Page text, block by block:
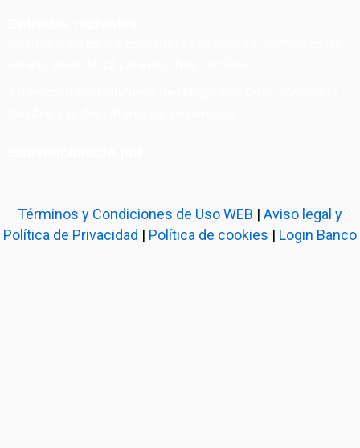
Términos y Condiciones de Uso WEB | Aviso legal y
Política de Privacidad | Política de cookies | Login Banco